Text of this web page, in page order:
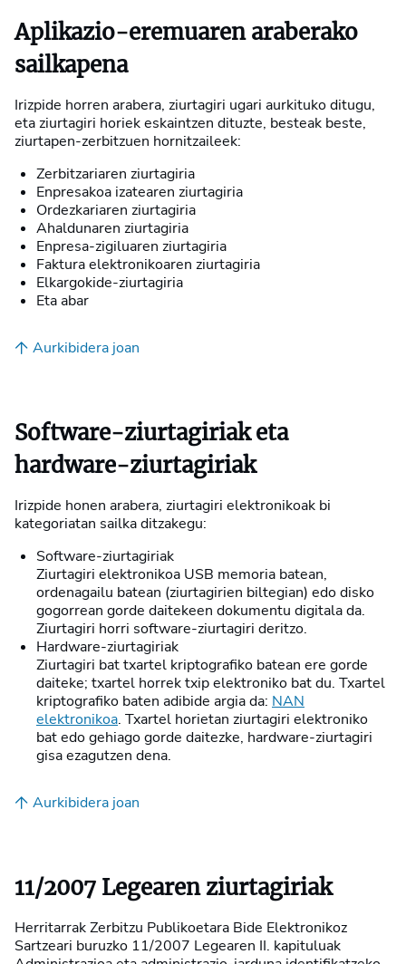
Aplikazio-eremuaren araberako
sailkapena
Irizpide horren arabera, ziurtagiri ugari aurkituko ditugu,
eta ziurtagiri horiek eskaintzen dituzte, besteak beste,
ziurtapen-zerbitzuen hornitzaileek:
Zerbitzariaren ziurtagiria
Enpresakoa izatearen ziurtagiria
Ordezkariaren ziurtagiria
Ahaldunaren ziurtagiria
Enpresa-zigiluaren ziurtagiria
Faktura elektronikoaren ziurtagiria
Elkargokide-ziurtagiria
Eta abar
Aurkibidera joan
Software-ziurtagiriak eta
hardware-ziurtagiriak
Irizpide honen arabera, ziurtagiri elektronikoak bi
kategoriatan sailka ditzakegu:
Software-ziurtagiriak
Ziurtagiri elektronikoa USB memoria batean,
ordenagailu batean (ziurtagirien biltegian) edo disko
gogorrean gorde daitekeen dokumentu digitala da.
Ziurtagiri horri software-ziurtagiri deritzo.
Hardware-ziurtagiriak
Ziurtagiri bat txartel kriptografiko batean ere gorde
daiteke; txartel horrek txip elektroniko bat du. Txartel
kriptografiko baten adibide argia da: NAN
elektronikoa. Txartel horietan ziurtagiri elektroniko
bat edo gehiago gorde daitezke, hardware-ziurtagiri
gisa ezagutzen dena.
Aurkibidera joan
11/2007 Legearen ziurtagiriak
Herritarrak Zerbitzu Publikoetara Bide Elektronikoz
Sartzeari buruzko 11/2007 Legearen II. kapituluak